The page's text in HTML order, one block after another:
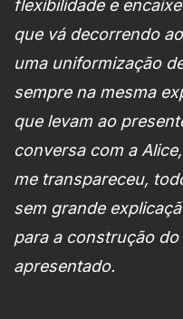
flexibilidade e
que vá decorrendo
uma uniformização
sempre na mesma
que levam ao
conversa com a
me transpareceu,
sem grande
para a construção
apresentado.